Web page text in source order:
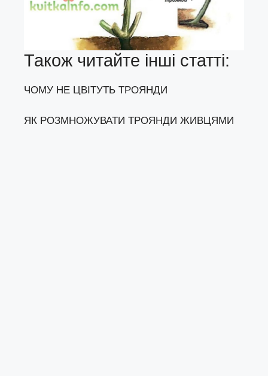
Також читайте інші статті:
ЧОМУ НЕ ЦВІТУТЬ ТРОЯНДИ
ЯК РОЗМНОЖУВАТИ ТРОЯНДИ ЖИВЦЯМИ